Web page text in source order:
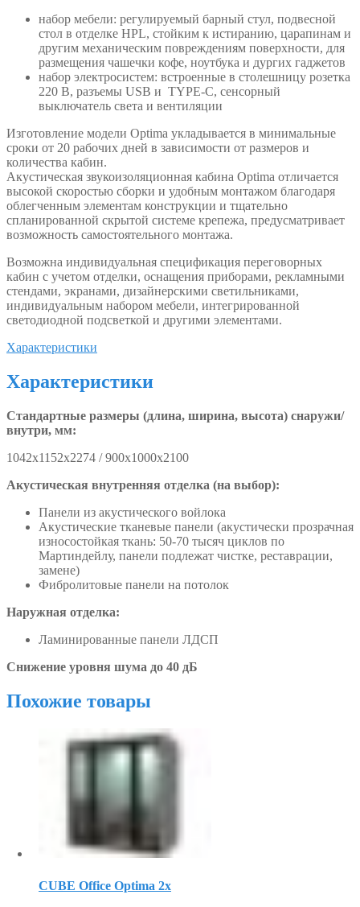
набор мебели: регулируемый барный стул, подвесной
стол в отделке HPL, стойким к истиранию, царапинам и
другим механическим повреждениям поверхности, для
размещения чашечки кофе, ноутбука и дургих гаджетов
набор электросистем: встроенные в столешницу розетка
220 В, разъемы USB и TYPE-C, сенсорный
выключатель света и вентиляции
Изготовление модели Optima укладывается в минимальные
сроки от 20 рабочих дней в зависимости от размеров и
количества кабин.
Акустическая звукоизоляционная кабина Optima отличается
высокой скоростью сборки и удобным монтажом благодаря
облегченным элементам конструкции и тщательно
спланированной скрытой системе крепежа, предусматривает
возможность самостоятельного монтажа.
Возможна индивидуальная спецификация переговорных
кабин с учетом отделки, оснащения приборами, рекламными
стендами, экранами, дизайнерскими светильниками,
индивидуальным набором мебели, интегрированной
светодиодной подсветкой и другими элементами.
Характеристики
Характеристики
Стандартные размеры (длина, ширина, высота) снаружи/
внутри, мм:
1042х1152х2274 / 900х1000х2100
Акустическая внутренняя отделка (на выбор):
Панели из акустического войлока
Акустические тканевые панели (акустически прозрачная
износостойкая ткань: 50-70 тысяч циклов по
Мартиндейлу, панели подлежат чистке, реставрации,
замене)
Фибролитовые панели на потолок
Наружная отделка:
Ламинированные панели ЛДСП
Снижение уровня шума до 40 дБ
Похожие товары
CUBE Office Optima 2x